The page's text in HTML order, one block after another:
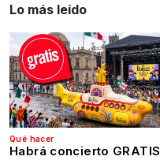
Lo más leído
Qué hacer
Habrá concierto GRATIS